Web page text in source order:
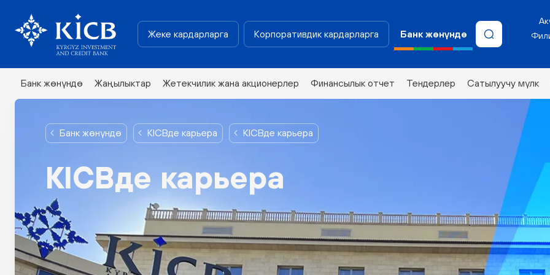
Жеке кардарларга Корпоративдик кардарларга Банк жөнүндө
Банк жөнүндө Жаңылыктар Жетекчилик жана акционерлер Финансылык отчет Тендерлер Сатылуучу мүлк
Банк жөнүндө KICBде карьера KICBде карьера
KICBде карьера